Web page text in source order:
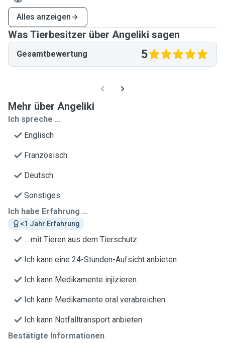
Alles anzeigen
Was Tierbesitzer über Angeliki sagen
Gesamtbewertung 5
Mehr über Angeliki
Ich spreche ...
Englisch
Französisch
Deutsch
Sonstiges
Ich habe Erfahrung ...
<1 Jahr Erfahrung
... mit Tieren aus dem Tierschutz
Ich kann eine 24-Stunden-Aufsicht anbieten
Ich kann Medikamente injizieren
Ich kann Medikamente oral verabreichen
Ich kann Notfalltransport anbieten
Bestätigte Informationen